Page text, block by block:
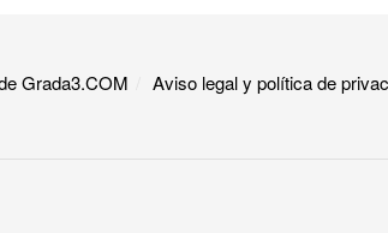
Grada3.COM Aviso legal y política de